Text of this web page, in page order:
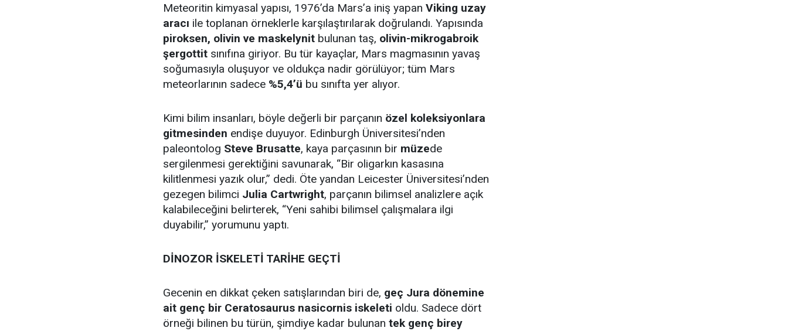
Meteoritin kimyasal yapısı, 1976’da Mars’a iniş yapan Viking uzay
aracı ile toplanan örneklerle karşılaştırılarak doğrulandı. Yapısında
piroksen, olivin ve maskelynit bulunan taş, olivin-mikrogabroik
şergottit sınıfına giriyor. Bu tür kayaçlar, Mars magmasının yavaş
soğumasıyla oluşuyor ve oldukça nadir görülüyor; tüm Mars
meteorlarının sadece %5,4’ü bu sınıfta yer alıyor.
Kimi bilim insanları, böyle değerli bir parçanın özel koleksiyonlara
gitmesinden endişe duyuyor. Edinburgh Üniversitesi’nden
paleontolog Steve Brusatte, kaya parçasının bir müzede
sergilenmesi gerektiğini savunarak, “Bir oligarkın kasasına
kilitlenmesi yazık olur,” dedi. Öte yandan Leicester Üniversitesi’nden
gezegen bilimci Julia Cartwright, parçanın bilimsel analizlere açık
kalabileceğini belirterek, “Yeni sahibi bilimsel çalışmalara ilgi
duyabilir,” yorumunu yaptı.
DİNOZOR İSKELETİ TARİHE GEÇTİ
Gecenin en dikkat çeken satışlarından biri de, geç Jura dönemine
ait genç bir Ceratosaurus nasicornis iskeleti oldu. Sadece dört
örneği bilinen bu türün, şimdiye kadar bulunan tek genç birey